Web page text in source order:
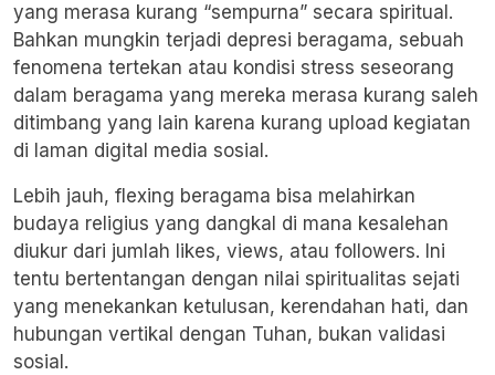
yang merasa kurang “sempurna” secara spiritual.
Bahkan mungkin terjadi depresi beragama, sebuah
fenomena tertekan atau kondisi stress seseorang
dalam beragama yang mereka merasa kurang saleh
ditimbang yang lain karena kurang upload kegiatan
di laman digital media sosial.
Lebih jauh, flexing beragama bisa melahirkan
budaya religius yang dangkal di mana kesalehan
diukur dari jumlah likes, views, atau followers. Ini
tentu bertentangan dengan nilai spiritualitas sejati
yang menekankan ketulusan, kerendahan hati, dan
hubungan vertikal dengan Tuhan, bukan validasi
sosial.